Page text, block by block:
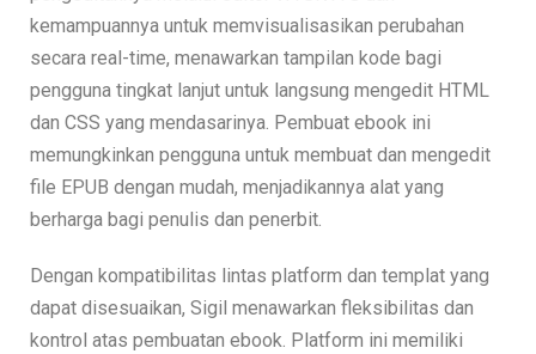
kemampuannya untuk memvisualisasikan perubahan
secara real-time, menawarkan tampilan kode bagi
pengguna tingkat lanjut untuk langsung mengedit HTML
dan CSS yang mendasarinya. Pembuat ebook ini
memungkinkan pengguna untuk membuat dan mengedit
file EPUB dengan mudah, menjadikannya alat yang
berharga bagi penulis dan penerbit.
Dengan kompatibilitas lintas platform dan templat yang
dapat disesuaikan, Sigil menawarkan fleksibilitas dan
kontrol atas pembuatan ebook. Platform ini memiliki